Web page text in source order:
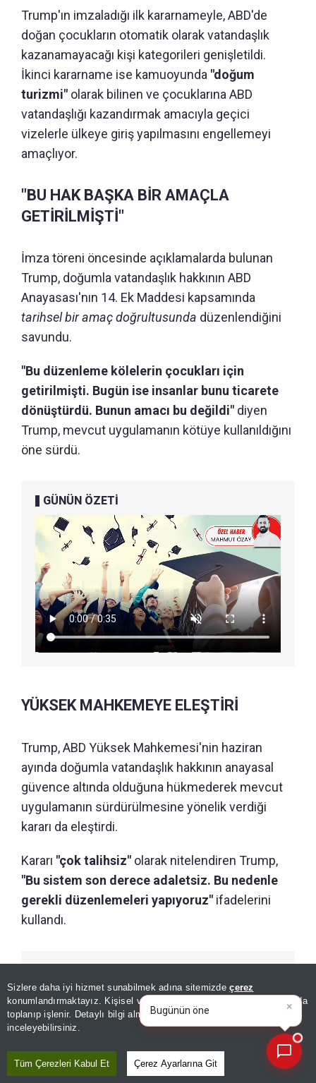
Sizlere daha iyi hizmet sunabilmek adına sitemizdeçerez
konumlandırmaktayız. Kişisel verileriniz, KVKK ve GDPR kapsamında
toplanıp işlenir. Detaylı bilgi almak içinAydınlatma Metnimizi
inceleyebilirsiniz.
Tüm Çerezleri Kabul Et Çerez Ayarlarına Git
Trump'ın imzaladığı ilk kararnameyle, ABD'de
doğan çocukların otomatik olarak vatandaşlık
kazanamayacağı kişi kategorileri genişletildi.
İkinci kararname ise kamuoyunda "doğum
turizmi" olarak bilinen ve çocuklarına ABD
vatandaşlığı kazandırmak amacıyla geçici
vizelerle ülkeye giriş yapılmasını engellemeyi
amaçlıyor.
"BU HAK BAŞKA BİR AMAÇLA
GETİRİLMİŞTİ"
İmza töreni öncesinde açıklamalarda bulunan
Trump, doğumla vatandaşlık hakkının ABD
Anayasası'nın 14. Ek Maddesi kapsamında
tarihsel bir amaç doğrultusunda düzenlendiğini
savundu.
"Bu düzenleme kölelerin çocukları için
getirilmişti. Bugün ise insanlar bunu ticarete
dönüştürdü. Bunun amacı bu değildi" diyen
Trump, mevcut uygulamanın kötüye kullanıldığını
öne sürdü.
GÜNÜN ÖZETİ
YÜKSEK MAHKEMEYE ELEŞTİRİ
Trump, ABD Yüksek Mahkemesi'nin haziran
ayında doğumla vatandaşlık hakkının anayasal
güvence altında olduğuna hükmederek mevcut
uygulamanın sürdürülmesine yönelik verdiği
kararı da eleştirdi.
Kararı "çok talihsiz" olarak nitelendiren Trump,
"Bu sistem son derece adaletsiz. Bu nedenle
gerekli düzenlemeleri yapıyoruz" ifadelerini
kullandı.
DÜNYA
Trump'tan İran açıklaması:
Savaş yakında bitebilir
×
Bugünün öne çıkan manşetleri
ve gelişmeleri